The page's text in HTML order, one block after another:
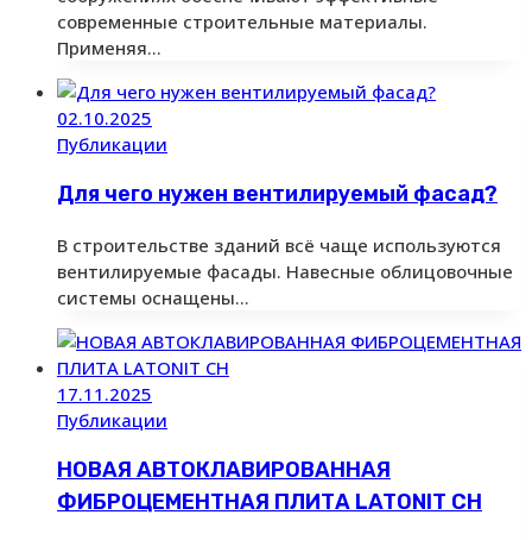
современные строительные материалы.
Применяя…
02.10.2025
Публикации
Для чего нужен вентилируемый фасад?
В строительстве зданий всё чаще используются
вентилируемые фасады. Навесные облицовочные
системы оснащены…
17.11.2025
Публикации
НОВАЯ АВТОКЛАВИРОВАННАЯ
ФИБРОЦЕМЕНТНАЯ ПЛИТА LATONIT CH